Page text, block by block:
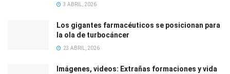
3 ABRIL, 2026
Los gigantes farmacéuticos se posicionan para
la ola de turbocáncer
23 ABRIL, 2026
Imágenes, videos: Extrañas formaciones y vida